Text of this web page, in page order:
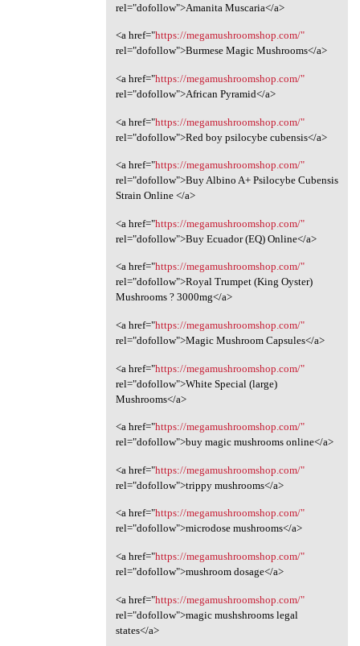
rel="dofollow">Amanita Muscaria</a>
<a href="https://megamushroomshop.com/"
rel="dofollow">Burmese Magic Mushrooms</a>
<a href="https://megamushroomshop.com/"
rel="dofollow">African Pyramid</a>
<a href="https://megamushroomshop.com/"
rel="dofollow">Red boy psilocybe cubensis</a>
<a href="https://megamushroomshop.com/"
rel="dofollow">Buy Albino A+ Psilocybe Cubensis
Strain Online </a>
<a href="https://megamushroomshop.com/"
rel="dofollow">Buy Ecuador (EQ) Online</a>
<a href="https://megamushroomshop.com/"
rel="dofollow">Royal Trumpet (King Oyster)
Mushrooms ? 3000mg</a>
<a href="https://megamushroomshop.com/"
rel="dofollow">Magic Mushroom Capsules</a>
<a href="https://megamushroomshop.com/"
rel="dofollow">White Special (large)
Mushrooms</a>
<a href="https://megamushroomshop.com/"
rel="dofollow">buy magic mushrooms online</a>
<a href="https://megamushroomshop.com/"
rel="dofollow">trippy mushrooms</a>
<a href="https://megamushroomshop.com/"
rel="dofollow">microdose mushrooms</a>
<a href="https://megamushroomshop.com/"
rel="dofollow">mushroom dosage</a>
<a href="https://megamushroomshop.com/"
rel="dofollow">magic mushshrooms legal
states</a>